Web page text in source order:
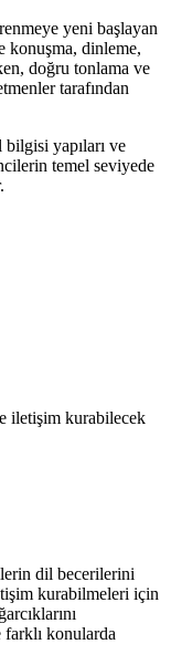
yeni başlayan
konuşma, dinleme,
doğru tonlama ve
tarafından
yapıları ve
temel seviyede
iletişim kurabilecek
dil becerilerini
kurabilmeleri için
konularda